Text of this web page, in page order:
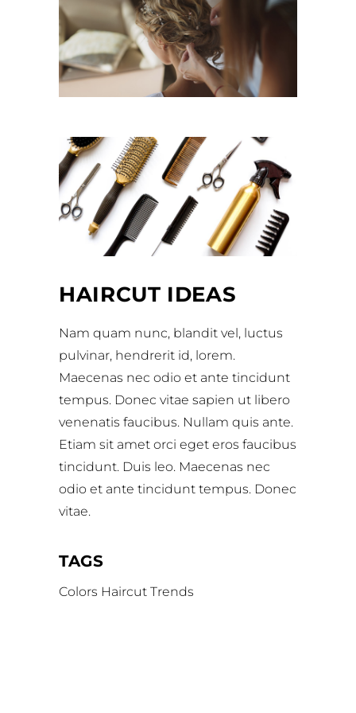
HAIRCUT IDEAS
Nam quam nunc, blandit vel, luctus
pulvinar, hendrerit id, lorem.
Maecenas nec odio et ante tincidunt
tempus. Donec vitae sapien ut libero
venenatis faucibus. Nullam quis ante.
Etiam sit amet orci eget eros faucibus
tincidunt. Duis leo. Maecenas nec
odio et ante tincidunt tempus. Donec
vitae.
TAGS
Colors Haircut Trends